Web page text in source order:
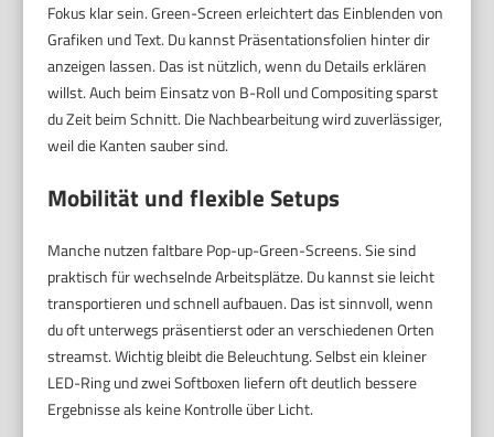
Fokus klar sein. Green-Screen erleichtert das Einblenden von
Grafiken und Text. Du kannst Präsentationsfolien hinter dir
anzeigen lassen. Das ist nützlich, wenn du Details erklären
willst. Auch beim Einsatz von B-Roll und Compositing sparst
du Zeit beim Schnitt. Die Nachbearbeitung wird zuverlässiger,
weil die Kanten sauber sind.
Mobilität und flexible Setups
Manche nutzen faltbare Pop-up-Green-Screens. Sie sind
praktisch für wechselnde Arbeitsplätze. Du kannst sie leicht
transportieren und schnell aufbauen. Das ist sinnvoll, wenn
du oft unterwegs präsentierst oder an verschiedenen Orten
streamst. Wichtig bleibt die Beleuchtung. Selbst ein kleiner
LED-Ring und zwei Softboxen liefern oft deutlich bessere
Ergebnisse als keine Kontrolle über Licht.